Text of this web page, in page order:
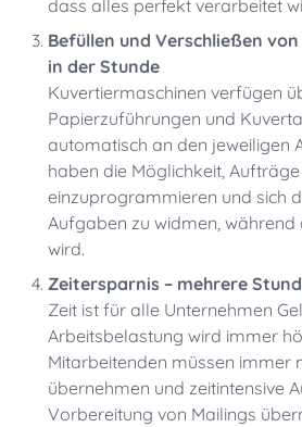
dass alles perfekt verarbeitet
Befüllen und Verschließen
in der Stunde
Kuvertiermaschinen verfügen
Papierzuführungen und
automatisch an den jeweiligen
haben die Möglichkeit, Aufträge
einzuprogrammieren und sich
Aufgaben zu widmen,
wird.
Zeitersparnis – mehrere
Zeit ist für alle Unternehmen
Arbeitsbelastung wird immer
Mitarbeitenden müssen immer
übernehmen und zeitintensive
Vorbereitung von Mailings